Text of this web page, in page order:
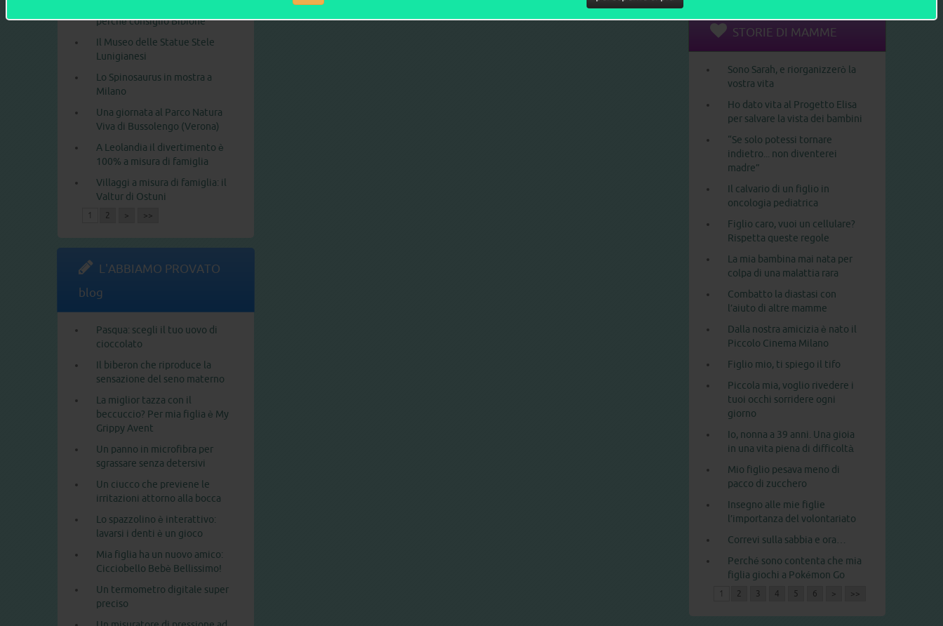
perché consiglio Bibione
Il Museo delle Statue Stele
Lunigianesi
Lo Spinosaurus in mostra a
Milano
Una giornata al Parco Natura
Viva di Bussolengo (Verona)
A Leolandia il divertimento è
100% a misura di famiglia
Villaggi a misura di famiglia: il
Valtur di Ostuni
1 2 > >>
L'ABBIAMO PROVATO
blog
Pasqua: scegli il tuo uovo di
cioccolato
Il biberon che riproduce la
sensazione del seno materno
La miglior tazza con il
beccuccio? Per mia figlia è My
Grippy Avent
Un panno in microfibra per
sgrassare senza detersivi
Un ciucco che previene le
irritazioni attorno alla bocca
Lo spazzolino è interattivo:
lavarsi i denti è un gioco
Mia figlia ha un nuovo amico:
Cicciobello Bebè Bellissimo!
Un termometro digitale super
preciso
STORIE DI MAMME
Sono Sarah, e riorganizzerò la
vostra vita
Ho dato vita al Progetto Elisa
per salvare la vista dei bambini
“Se solo potessi tornare
indietro... non diventerei
madre”
Il calvario di un figlio in
oncologia pediatrica
Figlio caro, vuoi un cellulare?
Rispetta queste regole
La mia bambina mai nata per
colpa di una malattia rara
Combatto la diastasi con
l’aiuto di altre mamme
Dalla nostra amicizia è nato il
Piccolo Cinema Milano
Figlio mio, ti spiego il tifo
Piccola mia, voglio rivedere i
tuoi occhi sorridere ogni
giorno
Io, nonna a 39 anni. Una gioia
in una vita piena di difficoltà
Mio figlio pesava meno di
pacco di zucchero
Insegno alle mie figlie
l’importanza del volontariato
Correvi sulla sabbia e ora…
Perché sono contenta che mia
figlia giochi a Pokémon Go
1 2 3 4 5 6 > >>